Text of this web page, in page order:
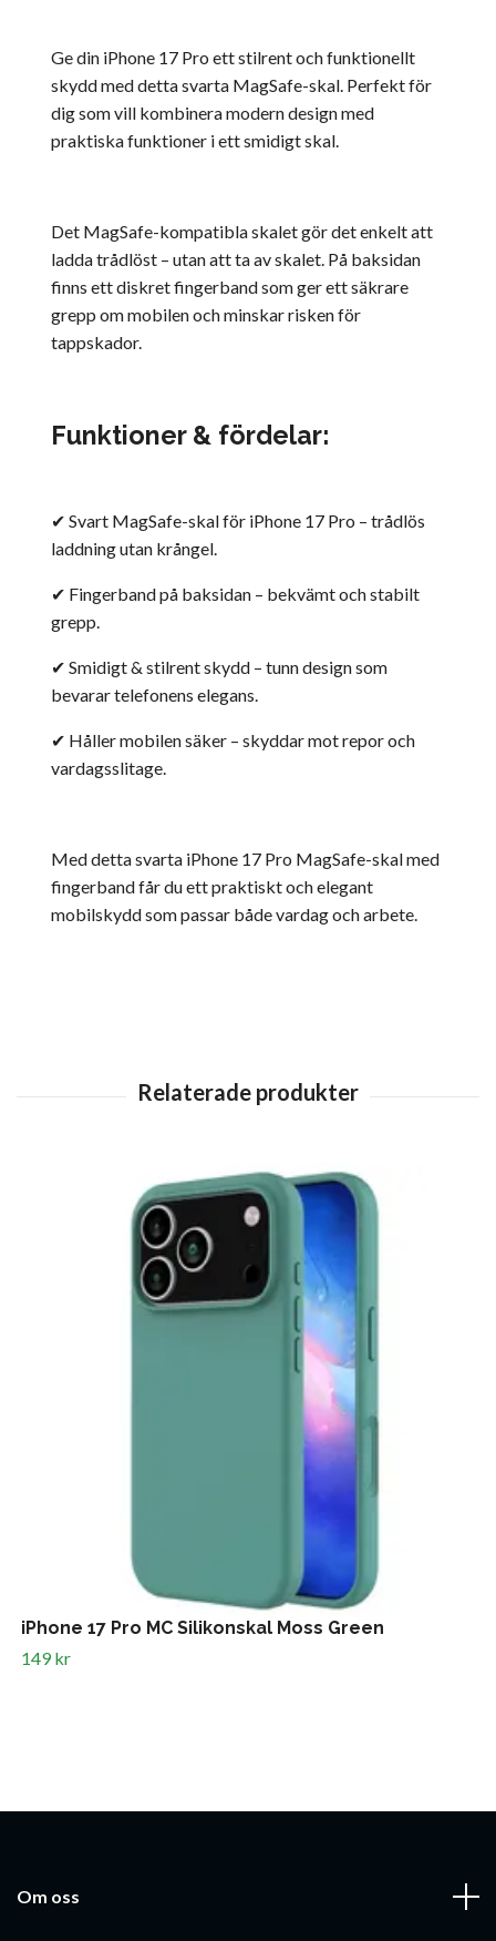
Ge din iPhone 17 Pro ett stilrent och funktionellt
skydd med detta svarta MagSafe-skal. Perfekt för
dig som vill kombinera modern design med
praktiska funktioner i ett smidigt skal.
Det MagSafe-kompatibla skalet gör det enkelt att
ladda trådlöst – utan att ta av skalet. På baksidan
finns ett diskret fingerband som ger ett säkrare
grepp om mobilen och minskar risken för
tappskador.
Funktioner & fördelar:
✔ Svart MagSafe-skal för iPhone 17 Pro – trådlös
laddning utan krångel.
✔ Fingerband på baksidan – bekvämt och stabilt
grepp.
✔ Smidigt & stilrent skydd – tunn design som
bevarar telefonens elegans.
✔ Håller mobilen säker – skyddar mot repor och
vardagsslitage.
Med detta svarta iPhone 17 Pro MagSafe-skal med
fingerband får du ett praktiskt och elegant
mobilskydd som passar både vardag och arbete.
iPhone 17 Pro MC Silikonskal Moss Green
149 kr
Om oss